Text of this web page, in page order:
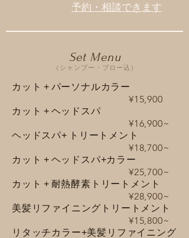
予約・相談できます
Set Menu
（シャンプー・ブロー込）
カッ ト+ パーソナルカラー
カッ ト+ ヘッドスパ
ヘッドスパ+ トリートメント
カッ ト+ ヘッドスパ+カラー
カッ ト+ 耐熱酵素トリートメント
美髪リファイニングトリートメント
リタッチカラー+美髪リファイニング
¥15,900
¥16,900~
¥18,700~
¥25,700~
¥28,900~
¥15,800~